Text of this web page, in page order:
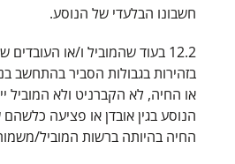
חשבונו הבלעדי של הנוסע.
12.2 בעוד שהמוביל ו/או
בזהירות בגבולות הסביר בהתחשב
או החיה, לא הקברניט ולא המוביל
הנוסע בגין אובדן או פציעה
החיה בהיותה ברשות המוביל/